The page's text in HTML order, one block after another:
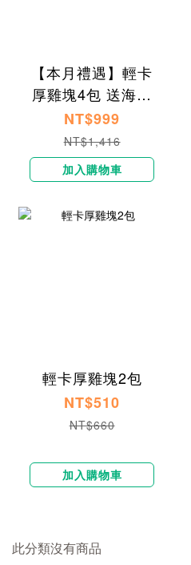
【本月禮遇】輕卡
厚雞塊4包 送海鹽
焦糖貝果1入
NT$999
NT$1,416
加入購物車
輕卡厚雞塊2包
NT$510
NT$660
加入購物車
此分類沒有商品